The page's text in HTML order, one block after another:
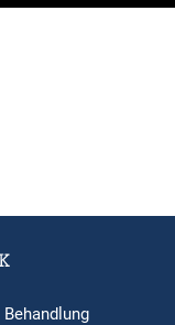
Behandlung